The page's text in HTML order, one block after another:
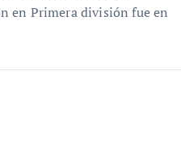
en Primera división fue en